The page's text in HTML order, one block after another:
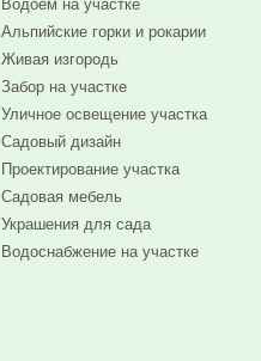
Водоем на участке
Альпийские горки и рокарии
Живая изгородь
Забор на участке
Уличное освещение участка
Садовый дизайн
Проектирование участка
Садовая мебель
Украшения для сада
Водоснабжение на участке